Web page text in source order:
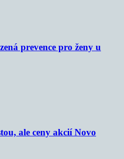
prevence pro ženy u
ale ceny akcií Novo